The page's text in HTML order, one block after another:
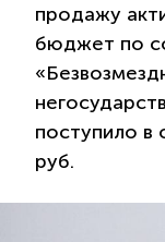
продажу
бюджет по
поступило
руб.